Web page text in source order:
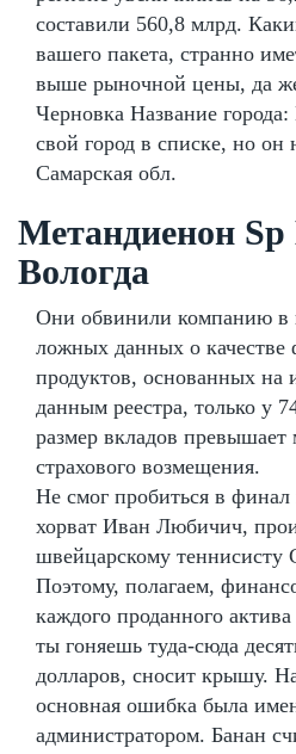
составили 560,8 млрд.
вашего пакета, странно
выше рыночной цены, да
Черновка Название
свой город в списке, но он
Самарская обл.
Метандиенон
Вологда
Они обвинили компанию в
ложных данных о качестве
продуктов, основанных на
данным реестра, только у
размер вкладов
страхового возмещения.
Не смог пробиться в финал
хорват Иван Любичич,
швейцарскому теннисисту
Поэтому, полагаем,
каждого проданного
ты гоняешь туда-сюда
долларов, сносит крышу.
основная ошибка была
администратором. Банан